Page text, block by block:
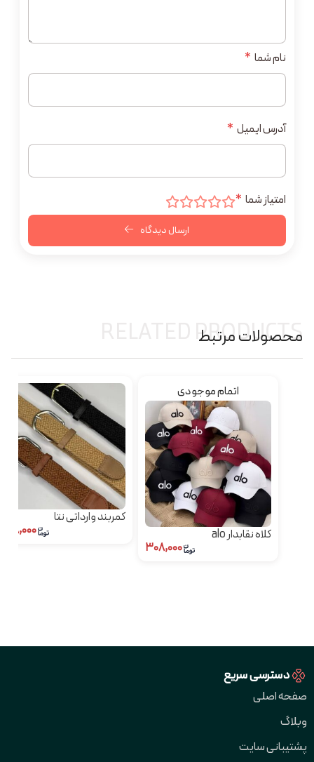
نام شما *
آدرس ایمیل *
امتیاز شما *
ارسال دیدگاه
محصولات مرتبط
RELATED PRODUCTS
اتمام موجودی
کلاه نقابدار alo
کمربند وارداتی نتا
دسترسی سریع
صفحه اصلی
وبلاگ
پشتیبانی سایت